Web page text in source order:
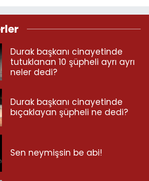
Durak başkanı cinayetinde
tutuklanan 10 şüpheli ayrı ayrı
neler dedi?
Durak başkanı cinayetinde
bıçaklayan şüpheli ne dedi?
Sen neymişsin be abi!